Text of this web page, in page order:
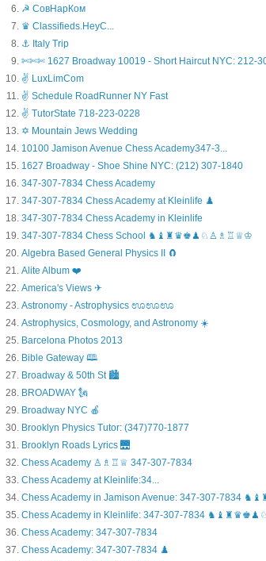
☭ СовНарКом
♛ Classifieds.HeyC...
⚓ Italy Trip
✄✄✄ 1627 Broadway 10019 - Short Haircut NYC: 212-
✌ LuxLimCom
✌ Schedule RoadRunner NY Fast
✌ TutorState 718-223-0228
✡ Mountain Jews Wedding
10100 Jamison Avenue Chess Academy347-3...
1627 Broadway - Shoe Shine NYC: (212) 307-1840
347-307-7834 Chess Academy
347-307-7834 Chess Academy at Kleinlife ♟️
347-307-7834 Chess Academy in Kleinlife
347-307-7834 Chess School ♞♝♜♛♚♟♘♙♗♖♕♔
Algebra Based General Physics II 🧲
Alite Album ❤️
America's Views ✈
Astronomy - Astrophysics ಊಊಊ
Astrophysics, Cosmology, and Astronomy ☀️
Barcelona Photos 2013
Bible Gateway 🕮
Broadway & 50th St 🏙️
BROADWAY 🗽
Broadway NYC 🍎
Brooklyn Physics Tutor: (347)770-1877
Brooklyn Roads Lyrics 🌉
Chess Academy ♙♗♖♕ 347-307-7834
Chess Academy at Kleinlife:34...
Chess Academy in Jamison Avenue: 347-307-
Chess Academy in Kleinlife: 347-307-7834
Chess Academy: 347-307-7834
Chess Academy: 347-307-7834 ♟️